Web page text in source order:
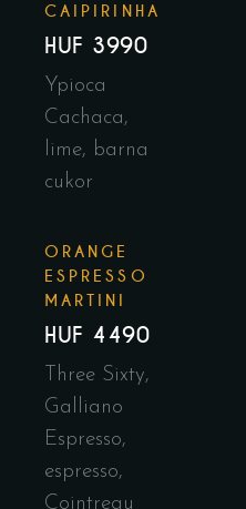
CAIPIRINHA
HUF 3990
Ypioca
Cachaca,
lime, barna
cukor
ORANGE
ESPRESSO
MARTINI
HUF 4490
Three Sixty,
Galliano
Espresso,
espresso,
Cointreau